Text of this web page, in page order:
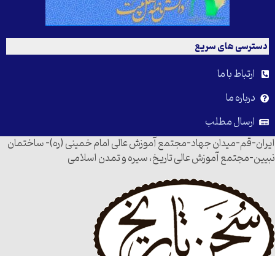
دسترسی های سریع
ارتباط با ما
درباره ما
ارسال مطلب
ایران-قم-میدان جهاد-مجتمع آموزش عالی امام خمینی (ره)- ساختمان
نبیین-مجتمع آموزش عالی تاریخ، سیره و تمدن اسلامی